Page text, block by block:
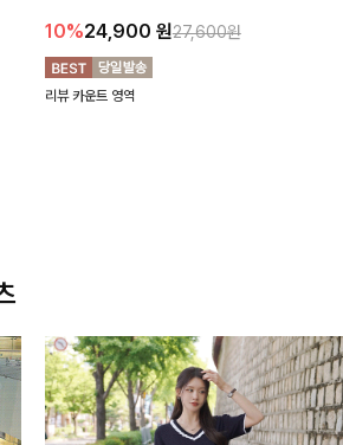
10%24,900 원27,600원
리뷰 카운트 영역